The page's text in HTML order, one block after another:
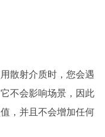
散射介质时，您会遇
不会影响场景，因此
，并且不会增加任何